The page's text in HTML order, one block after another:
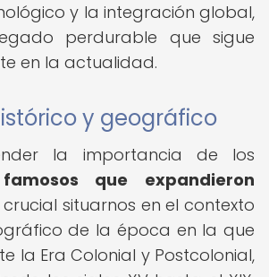
y la integración global,
perdurable que sigue
en la actualidad.
y geográfico
la importancia de los
que expandieron
crucial situarnos en el contexto
de la época en la que
la Era Colonial y Postcolonial,